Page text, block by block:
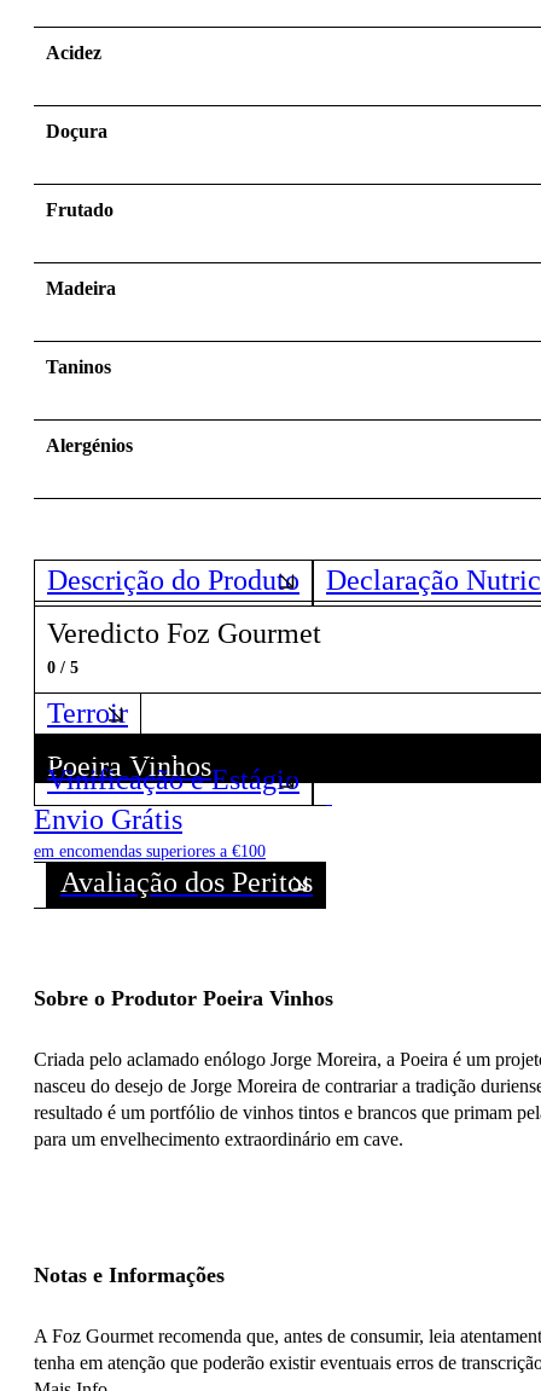
Acidez
Doçura
Frutado
Madeira
Taninos
Alergénios
Descrição do Produto
Declaração
Veredicto Foz Gourmet
0 / 5
Terroir
Poeira Vinhos
Descubra todos os Vinhos deste Produtor!
Vinificação e Estágio
Envio Grátis
em encomendas superiores a €100
Avaliação dos Peritos
Sobre o Produtor Poeira Vinhos
Criada pelo aclamado enólogo Jorge Moreira, a Poeira é um
nasceu do desejo de Jorge Moreira de contrariar a tradição
resultado é um portfólio de vinhos tintos e brancos que primam
para um envelhecimento extraordinário em cave.
Notas e Informações
A Foz Gourmet recomenda que, antes de consumir, leia
tenha em atenção que poderão existir eventuais erros de